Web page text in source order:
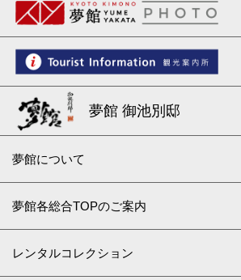
夢館 御池別邸
夢館について
夢館各総合TOPのご案内
レンタルコレクション